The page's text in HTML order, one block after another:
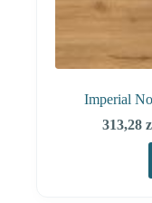
Imperial
313,28